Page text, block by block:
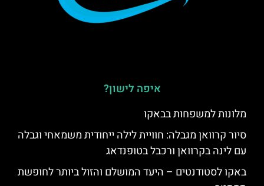
איפה לישון?
מלונות למשפחות בבאקו
סיור קרוואן מגבלה: חוויית לילה ייחודית משמאחי וגבלה
עם לינה בקרוואן ורכבל בטופנדאג
באקו לסטודנטים – היעד המושלם והזול ביותר לחופשת